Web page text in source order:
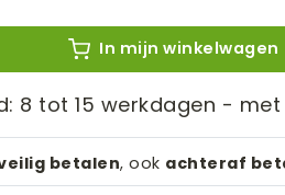
In mijn winkelwagen
8 tot 15 werkdagen -
betalen, ook achteraf